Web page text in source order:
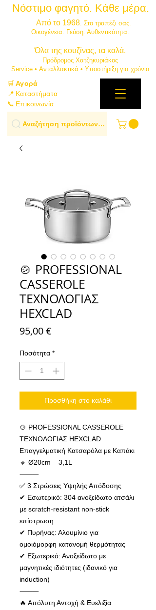
Νόστιμο φαγητό. Κάθε μέρα.
Από το 1968. Στο τραπέζι σας.
​Οικογένεια. Γεύση. Αυθεντικότητα.
​Όλα της κουζίνας, τα καλά.
Πρόδρομος Χατζηκυριάκος
​Service • Ανταλλακτικά • Υποστήριξη για χρόνια
🛒Αγορά
📍 Καταστήματα
📞 Επικοινωνία
Αναζήτηση προϊόντων…
🍲 PROFESSIONAL
CASSEROLE
ΤΕΧΝΟΛΟΓΙΑΣ
HEXCLAD
95,00 €
Ποσότητα *
Προσθήκη στο καλάθι
🍲 PROFESSIONAL CASSEROLE
ΤΕΧΝΟΛΟΓΙΑΣ HEXCLAD
Επαγγελματική Κατσαρόλα με Καπάκι
🔸 Ø20cm – 3,1L
⸻
✅ 3 Στρώσεις Υψηλής Απόδοσης
✔ Εσωτερικό: 304 ανοξείδωτο ατσάλι
με scratch-resistant non-stick
επίστρωση
✔ Πυρήνας: Αλουμίνιο για
ομοιόμορφη κατανομή θερμότητας
✔ Εξωτερικό: Ανοξείδωτο με
μαγνητικές ιδιότητες (ιδανικό για
induction)
⸻
🔥 Απόλυτη Αντοχή & Ευελιξία